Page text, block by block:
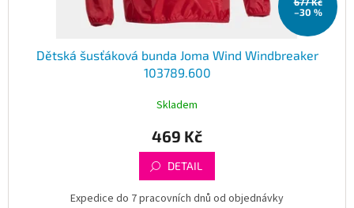
–30 %
Dětská šusťáková bunda Joma Wind Windbreaker
103789.600
Skladem
469 Kč
DETAIL
Expedice do 7 pracovních dnů od objednávky